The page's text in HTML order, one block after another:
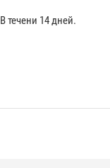
В течени 14 дней.